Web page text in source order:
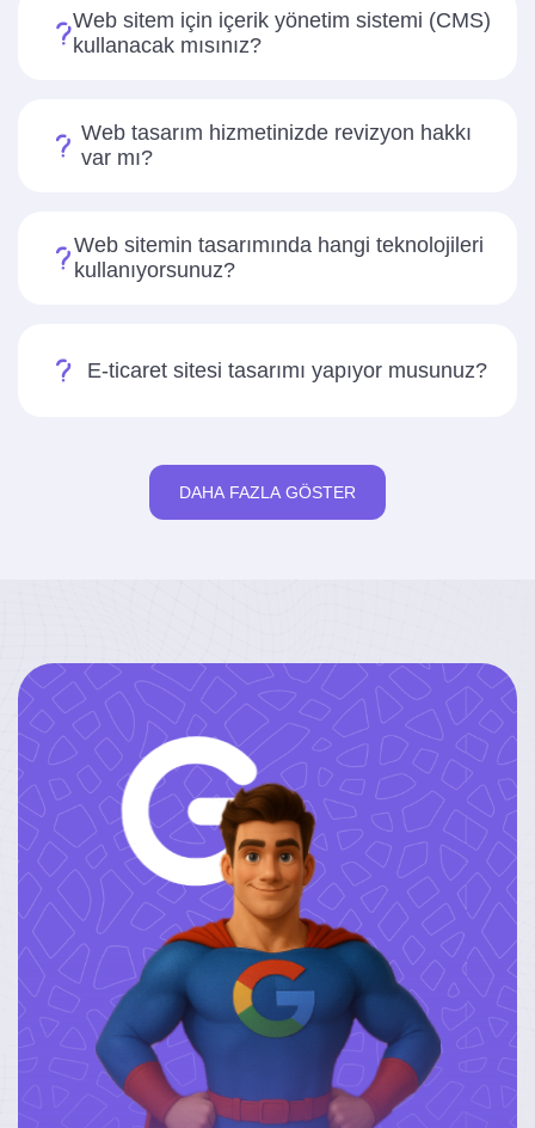
Web sitem için içerik yönetim sistemi (CMS)
kullanacak mısınız?
Web tasarım hizmetinizde revizyon hakkı
var mı?
Web sitemin tasarımında hangi teknolojileri
kullanıyorsunuz?
E-ticaret sitesi tasarımı yapıyor musunuz?
DAHA FAZLA GÖSTER